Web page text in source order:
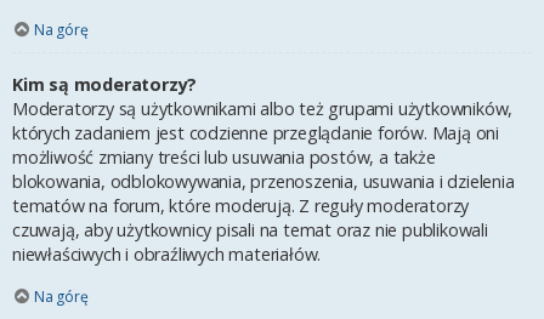
Na górę
Kim są moderatorzy?
Moderatorzy są użytkownikami albo też grupami użytkowników,
których zadaniem jest codzienne przeglądanie forów. Mają oni
możliwość zmiany treści lub usuwania postów, a także
blokowania, odblokowywania, przenoszenia, usuwania i dzielenia
tematów na forum, które moderują. Z reguły moderatorzy
czuwają, aby użytkownicy pisali na temat oraz nie publikowali
niewłaściwych i obraźliwych materiałów.
Na górę